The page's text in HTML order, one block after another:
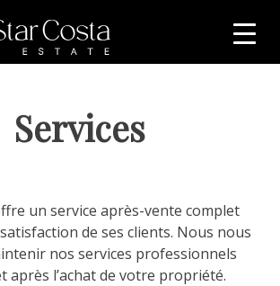
Services
un service après-vente complet
de ses clients. Nous nous
nos services professionnels
après l’achat de votre propriété.